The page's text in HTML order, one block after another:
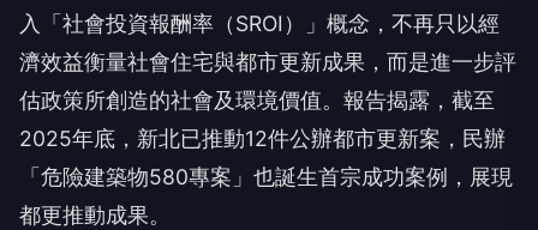
入「社會投資報酬率（SROI）」概念，不再只以經
濟效益衡量社會住宅與都市更新成果，而是進一步評
估政策所創造的社會及環境價值。報告揭露，截至
2025年底，新北已推動12件公辦都市更新案，民辦
「危險建築物580專案」也誕生首宗成功案例，展現
都更推動成果。